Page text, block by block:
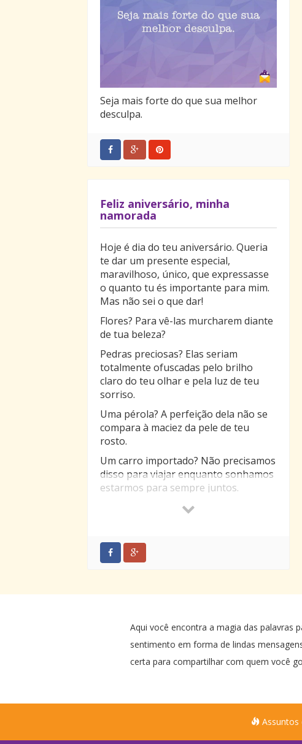
Seja mais forte do que sua melhor
desculpa.
Feliz aniversário, minha
namorada
Hoje é dia do teu aniversário. Queria
te dar um presente especial,
maravilhoso, único, que expressasse
o quanto tu és importante para mim.
Mas não sei o que dar!
Flores? Para vê-las murcharem diante
de tua beleza?
Pedras preciosas? Elas seriam
totalmente ofuscadas pelo brilho
claro do teu olhar e pela luz de teu
sorriso.
Uma pérola? A perfeição dela não se
compara à maciez da pele de teu
rosto.
Um carro importado? Não precisamos
disso para viajar enquanto sonhamos
estarmos para sempre juntos.
Um pedaço do mar? Nem a mais linda
Ah, meu amor, quão difícil é te dar um
presente.
perto de qualquer coisa que se possa
comprar…
Mas como eu gostaria de poder dizer,
Aqui você encontra a magia das palavras
sentimento em forma de lindas
certa para compartilhar com quem você
Assuntos